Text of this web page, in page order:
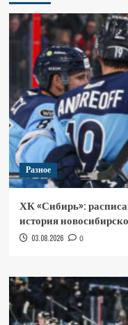
Разное
ХК «Сибирь»:
история
03.08.2026 0